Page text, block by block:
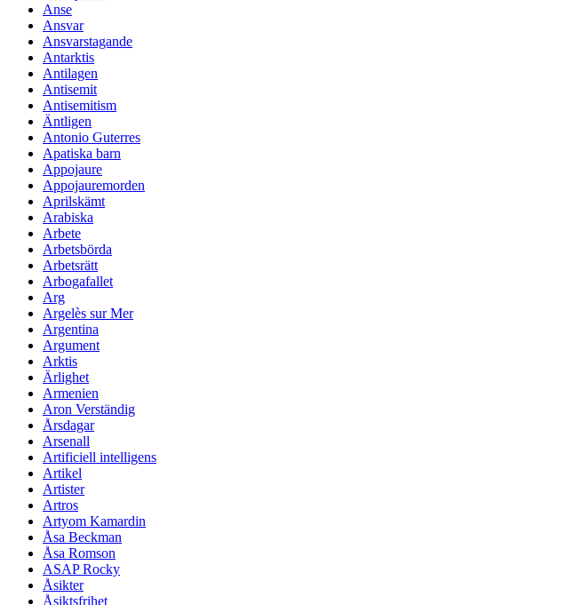
Anse
Ansvar
Ansvarstagande
Antarktis
Antilagen
Antisemit
Antisemitism
Äntligen
Antonio Guterres
Apatiska barn
Appojaure
Appojauremorden
Aprilskämt
Arabiska
Arbete
Arbetsbörda
Arbetsrätt
Arbogafallet
Arg
Argelès sur Mer
Argentina
Argument
Arktis
Ärlighet
Armenien
Aron Verständig
Årsdagar
Arsenall
Artificiell intelligens
Artikel
Artister
Artros
Artyom Kamardin
Åsa Beckman
Åsa Romson
ASAP Rocky
Åsikter
Åsiktsfrihet